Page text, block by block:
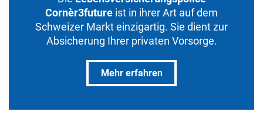
Cornèr3future ist in ihrer Art auf dem
Schweizer Markt einzigartig. Sie dient zur
Absicherung Ihrer privaten Vorsorge.
Mehr erfahren